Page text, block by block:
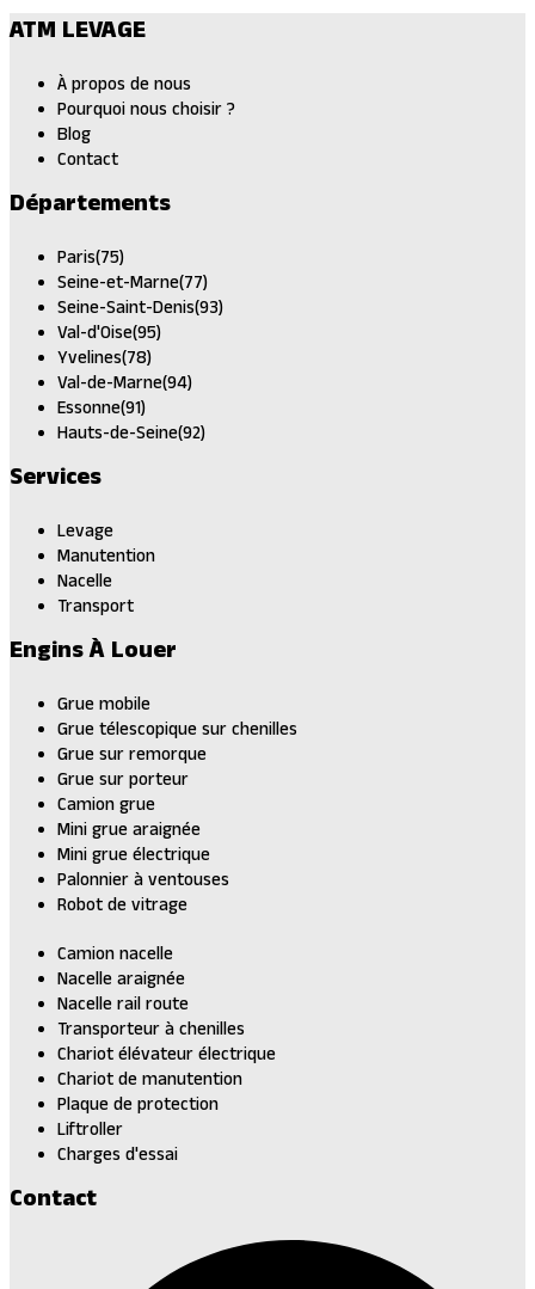
ATM LEVAGE
À propos de nous
Pourquoi nous choisir ?
Blog
Contact
Départements
Paris(75)
Seine-et-Marne(77)
Seine-Saint-Denis(93)
Val-d'Oise(95)
Yvelines(78)
Val-de-Marne(94)
Essonne(91)
Hauts-de-Seine(92)
Services
Levage
Manutention
Nacelle
Transport
Engins À Louer
Grue mobile
Grue télescopique sur chenilles
Grue sur remorque
Grue sur porteur
Camion grue
Mini grue araignée
Mini grue électrique
Palonnier à ventouses
Robot de vitrage
Camion nacelle
Nacelle araignée
Nacelle rail route
Transporteur à chenilles
Chariot élévateur électrique
Chariot de manutention
Plaque de protection
Liftroller
Charges d'essai
Contact